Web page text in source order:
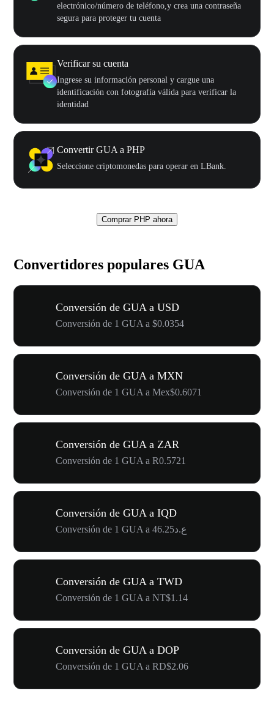
electrónico/número de teléfono,y crea una contraseña
segura para proteger tu cuenta
Verificar su cuenta
Ingrese su información personal y cargue una
identificación con fotografía válida para verificar la
identidad
Convertir GUA a PHP
Seleccione criptomonedas para operar en LBank.
Comprar PHP ahora
Convertidores populares GUA
Conversión de GUA a USD
Conversión de 1 GUA a $0.0354
Conversión de GUA a MXN
Conversión de 1 GUA a Mex$0.6071
Conversión de GUA a ZAR
Conversión de 1 GUA a R0.5721
Conversión de GUA a IQD
Conversión de 1 GUA a ع.د46.25
Conversión de GUA a TWD
Conversión de 1 GUA a NT$1.14
Conversión de GUA a DOP
Conversión de 1 GUA a RD$2.06